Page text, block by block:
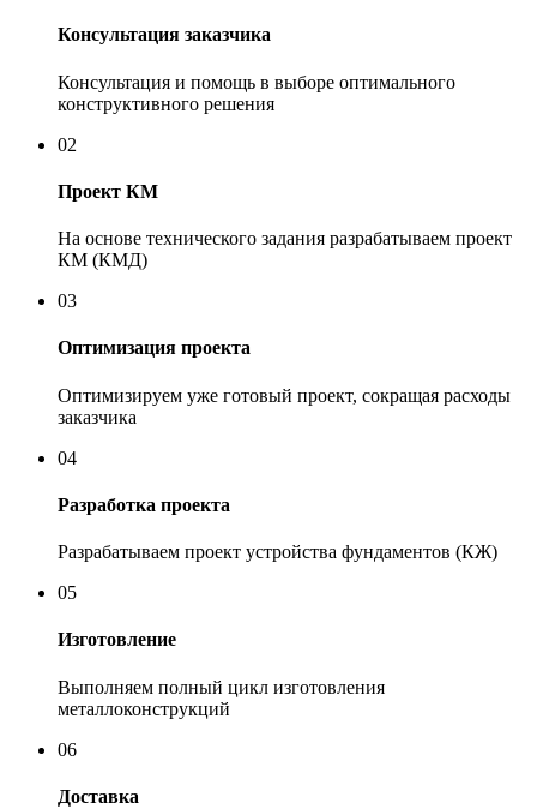
Консультация заказчика
Консультация и помощь в выборе оптимального
конструктивного решения
02
Проект КМ
На основе технического задания разрабатываем проект
КМ (КМД)
03
Оптимизация проекта
Оптимизируем уже готовый проект, сокращая расходы
заказчика
04
Разработка проекта
Разрабатываем проект устройства фундаментов (КЖ)
05
Изготовление
Выполняем полный цикл изготовления
металлоконструкций
06
Доставка